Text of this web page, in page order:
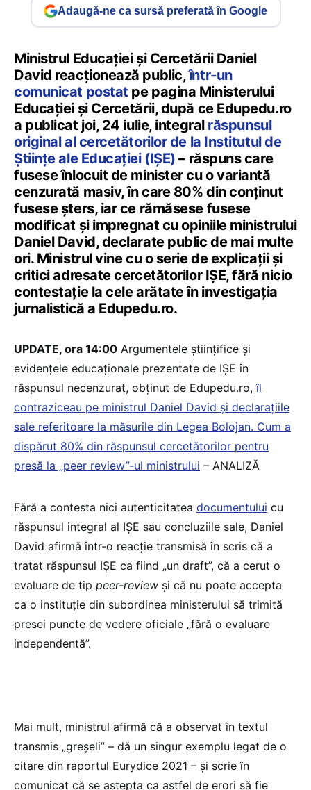
Adaugă-ne ca sursă preferată în Google
Ministrul Educației și Cercetării Daniel
David reacționează public,într-un
comunicat postat pe pagina Ministerului
Educației și Cercetării, după ce Edupedu.ro
a publicat joi, 24 iulie, integral răspunsul
original al cercetătorilor de la Institutul de
Științe ale Educației (IȘE) – răspuns care
fusese înlocuit de minister cu o variantă
cenzurată masiv, în care 80% din conținut
fusese șters, iar ce rămăsese fusese
modificat și impregnat cu opiniile ministrului
Daniel David, declarate public de mai multe
ori. Ministrul vine cu o serie de explicații și
critici adresate cercetătorilor IȘE, fără nicio
contestație la cele arătate în investigația
jurnalistică a Edupedu.ro.
UPDATE, ora 14:00 Argumentele științifice și
evidențele educaționale prezentate de IȘE în
răspunsul necenzurat, obținut de Edupedu.ro,îl
contraziceau pe ministrul Daniel David și declarațiile
sale referitoare la măsurile din Legea Bolojan. Cum a
dispărut 80% din răspunsul cercetătorilor pentru
presă la „peer review”-ul ministrului – ANALIZĂ
Fără a contesta nici autenticitatea documentului cu
răspunsul integral al IȘE sau concluziile sale, Daniel
David afirmă într-o reacție transmisă în scris că a
tratat răspunsul IȘE ca fiind „un draft”, că a cerut o
evaluare de tip peer-review și că nu poate accepta
ca o instituție din subordinea ministerului să trimită
presei puncte de vedere oficiale „fără o evaluare
independentă”.
Mai mult, ministrul afirmă că a observat în textul
transmis „greșeli” – dă un singur exemplu legat de o
citare din raportul Eurydice 2021 – și scrie în
comunicat că se aștepta ca astfel de erori să fie